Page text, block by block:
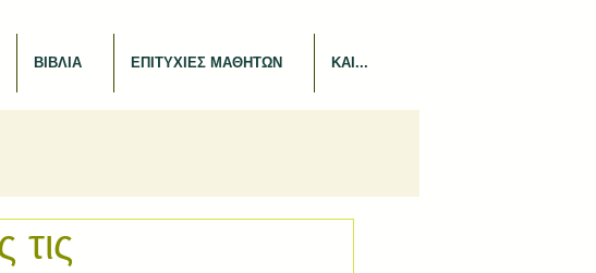
ΒΙΒΛΙΑ ΕΠΙΤΥΧΙΕΣ ΜΑΘΗΤΩΝ ΚΑΙ...